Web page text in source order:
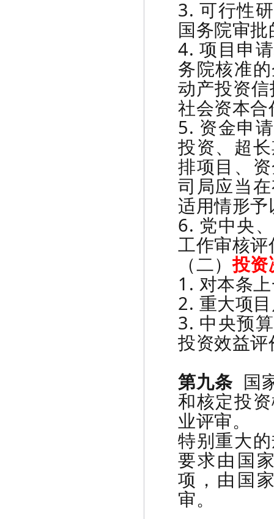
3. 可行性
国务院审
4. 项目申
务院核准
动产投资
社会资本
5. 资金申
投资、超
排项目、
司局应当
适用情形
6. 党中央
工作审核评
（二）投资
1. 对本条
2. 重大项
3. 中央预
投资效益评
第九条 国
和核定投
业评审。
特别重大
要求由国
项，由国
审。